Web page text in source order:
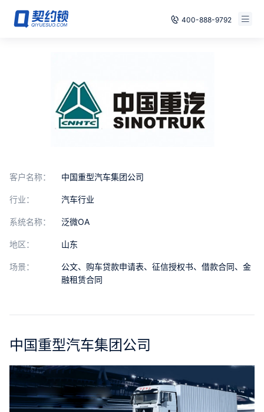
400-888-9792
案例
全国
合作
客户名称： 中国重型汽车集团公司
行业： 汽车行业
系统名称： 泛微OA
地区： 山东
场景：
公文、购车贷款申请表、征信授权书、借款合同、金
融租赁合同
中国重型汽车集团公司